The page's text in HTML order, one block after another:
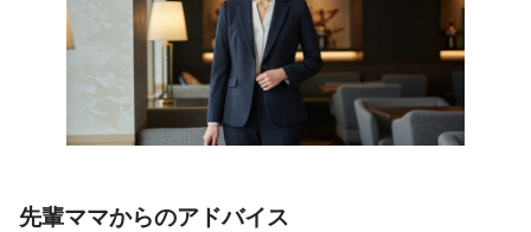
先輩ママからのアドバイス